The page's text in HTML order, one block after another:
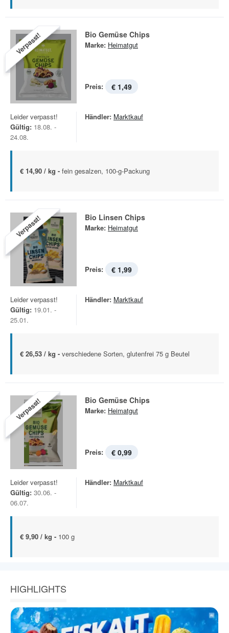
Verpasst! Bio Gemüse Chips
Marke: Heimatgut
Preis: € 1,49
Leider verpasst!
Gültig: 18.08. -
24.08.
Händler: Marktkauf
€ 14,90 / kg - fein gesalzen, 100-g-Packung
Verpasst! Bio Linsen Chips
Marke: Heimatgut
Preis: € 1,99
Leider verpasst!
Gültig: 19.01. -
25.01.
Händler: Marktkauf
€ 26,53 / kg - verschiedene Sorten, glutenfrei 75 g Beutel
Verpasst! Bio Gemüse Chips
Marke: Heimatgut
Preis: € 0,99
Leider verpasst!
Gültig: 30.06. -
06.07.
Händler: Marktkauf
€ 9,90 / kg - 100 g
HIGHLIGHTS